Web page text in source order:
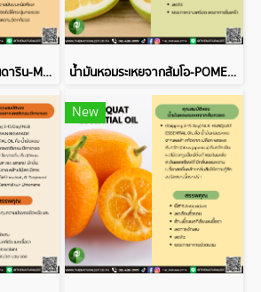
น้ำมันหอมระเหยจากแมนดาริน-MANDARIN ESSENTIAL OIL น้ำมันหอมระเหยจากส้มโอ-POMELO ESSENTIAL OIL
New